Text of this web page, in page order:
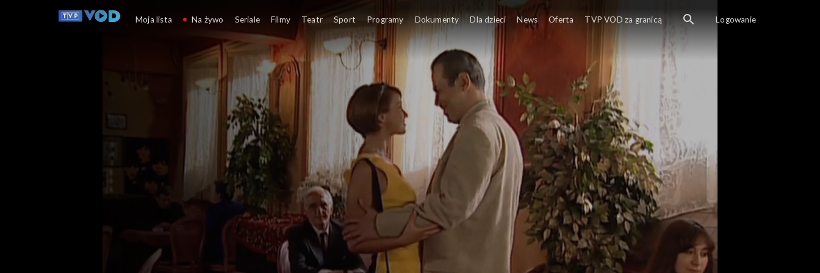
Złotopolscy
Moja lista Na żywo Seriale Filmy Teatr Sport Programy Dokumenty Dla dzieci News Oferta TVP VOD za granicą Logowanie